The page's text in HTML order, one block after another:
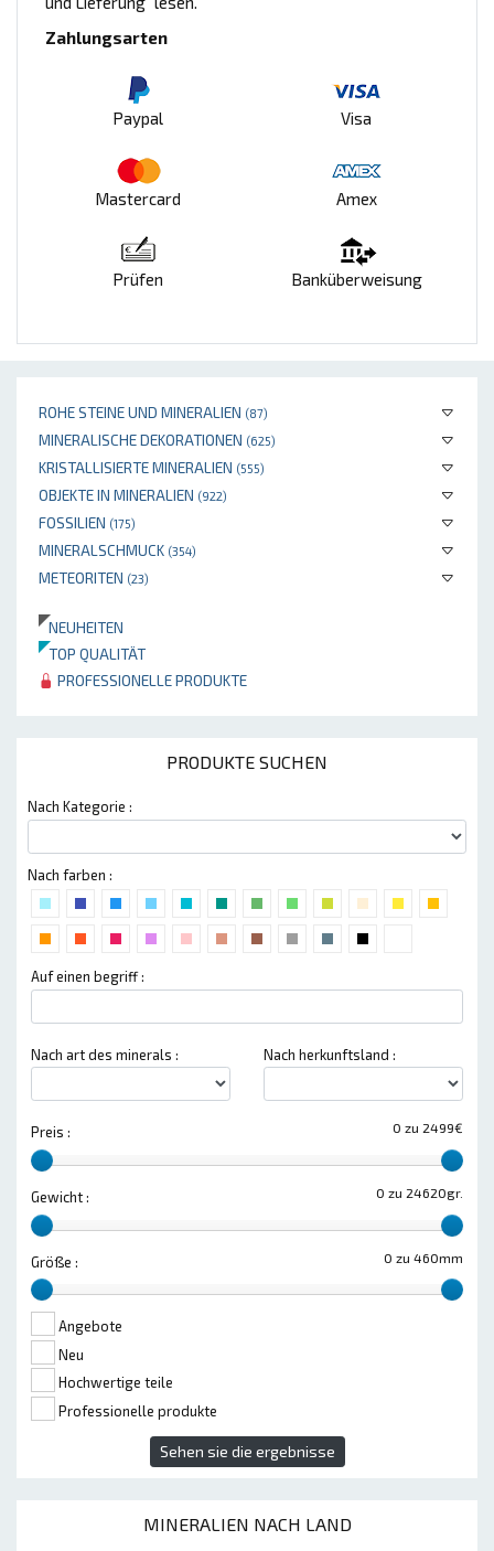
ROHE STEINE UND MINERALIEN (87)
MINERALISCHE DEKORATIONEN (625)
KRISTALLISIERTE MINERALIEN (555)
OBJEKTE IN MINERALIEN (922)
FOSSILIEN (175)
MINERALSCHMUCK (354)
METEORITEN (23)
NEUHEITEN
TOP QUALITÄT
PROFESSIONELLE PRODUKTE
PRODUKTE SUCHEN
Nach Kategorie :
Nach farben :
Auf einen begriff :
Nach art des minerals : Nach herkunftsland :
0 zu 2499€
Preis :
0 zu 24620gr.
Gewicht :
0 zu 460mm
Größe :
Angebote
Neu
Hochwertige teile
Professionelle produkte
Sehen sie die ergebnisse
MINERALIEN NACH LAND
Zahlungsarten
Paypal Visa
Mastercard Amex
Prüfen Banküberweisung